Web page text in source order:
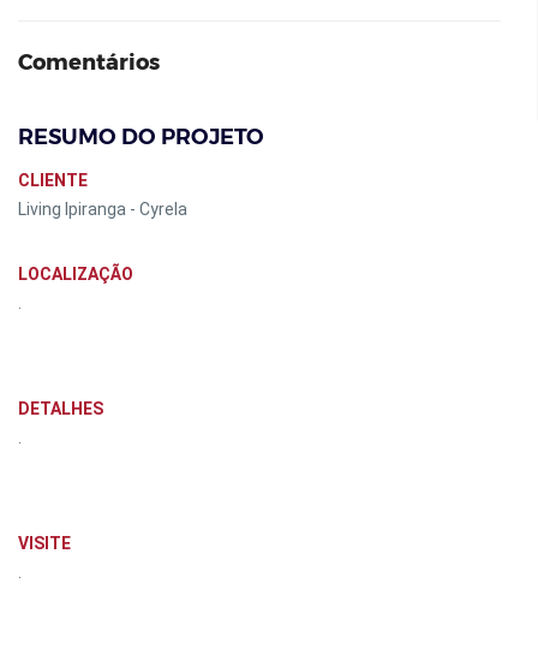
Comentários
RESUMO DO PROJETO
CLIENTE
Living Ipiranga - Cyrela
LOCALIZAÇÃO
DETALHES
VISITE